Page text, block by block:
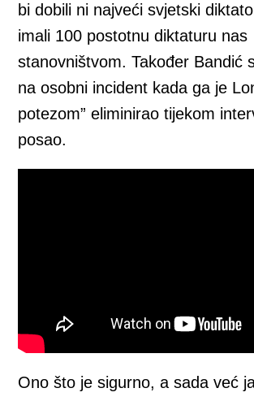
bi dobili ni najveći svjetski
imali 100 postotnu diktaturu nas
stanovništvom. Također Bandić
na osobni incident kada ga je
potezom” eliminirao tijekom
posao.
Ono što je sigurno, a sada već